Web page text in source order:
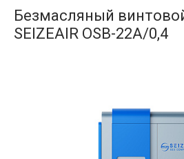
Безмасляный
SEIZEAIR OSB-22A/0,4